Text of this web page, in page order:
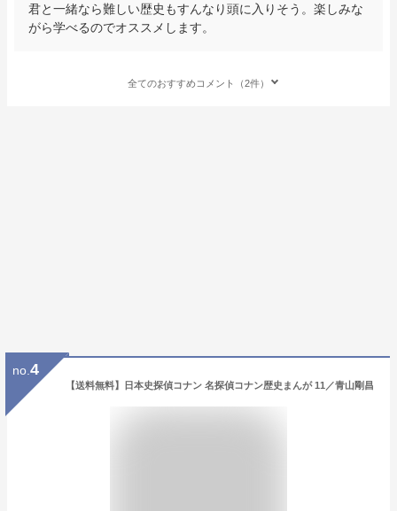
君と一緒なら難しい歴史もすんなり頭に入りそう。楽しみな
がら学べるのでオススメします。
全てのおすすめコメント（2件）
no. 4
【送料無料】日本史探偵コナン 名探偵コナン歴史まんが 11／青山剛昌